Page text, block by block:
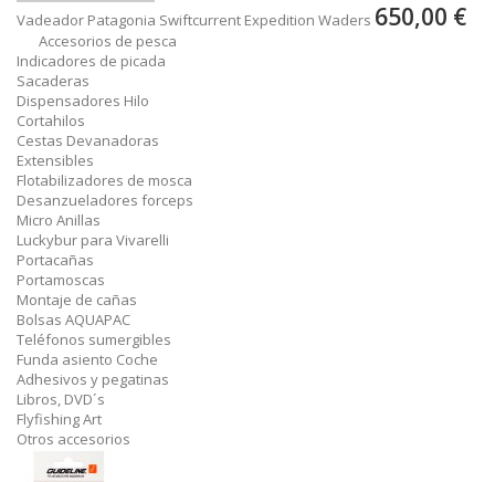
Vadeador Patagonia Swiftcurrent Expedition Waders 650,00 €
Accesorios de pesca
Indicadores de picada
Sacaderas
Dispensadores Hilo
Cortahilos
Cestas Devanadoras
Extensibles
Flotabilizadores de mosca
Desanzueladores forceps
Micro Anillas
Luckybur para Vivarelli
Portacañas
Portamoscas
Montaje de cañas
Bolsas AQUAPAC
Teléfonos sumergibles
Funda asiento Coche
Adhesivos y pegatinas
Libros, DVD´s
Flyfishing Art
Otros accesorios